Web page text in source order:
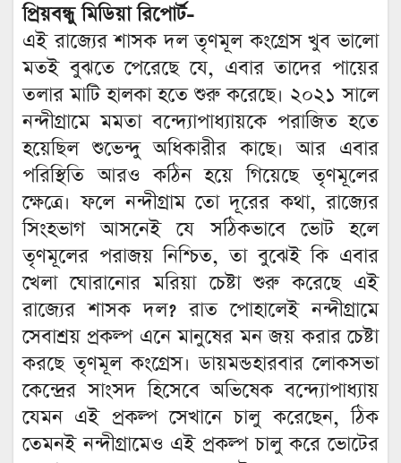
প্রিয়বন্ধু মিডিয়া রিপোর্ট-
এই রাজ্যের শাসক দল তৃণমূল কংগ্রেস খুব ভালো
মতই বুঝতে পেরেছে যে, এবার তাদের পায়ের
তলার মাটি হালকা হতে শুরু করেছে। ২০২১ সালে
নন্দীগ্রামে মমতা বন্দ্যোপাধ্যায়কে পরাজিত হতে
হয়েছিল শুভেন্দু অধিকারীর কাছে। আর এবার
পরিস্থিতি আরও কঠিন হয়ে গিয়েছে তৃণমূলের
ক্ষেত্রে। ফলে নন্দীগ্রাম তো দূরের কথা, রাজ্যের
সিংহভাগ আসনেই যে সঠিকভাবে ভোট হলে
তৃণমূলের পরাজয় নিশ্চিত, তা বুঝেই কি এবার
খেলা ঘোরানোর মরিয়া চেষ্টা শুরু করেছে এই
রাজ্যের শাসক দল? রাত পোহালেই নন্দীগ্রামে
সেবাশ্রয় প্রকল্প এনে মানুষের মন জয় করার চেষ্টা
করছে তৃণমূল কংগ্রেস। ডায়মন্ডহারবার লোকসভা
কেন্দ্রের সাংসদ হিসেবে অভিষেক বন্দ্যোপাধ্যায়
যেমন এই প্রকল্প সেখানে চালু করেছেন, ঠিক
তেমনই নন্দীগ্রামেও এই প্রকল্প চালু করে ভোটের